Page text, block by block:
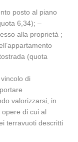
posto al piano
6,34); –
alla proprietà ;
(quota
di
valorizzarsi, in
di cui al
terravuoti descritti